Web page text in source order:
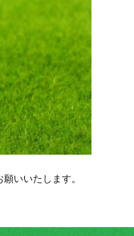
いいたします。